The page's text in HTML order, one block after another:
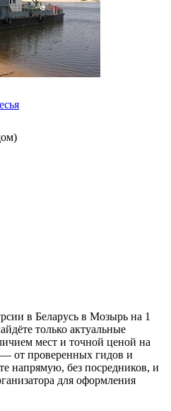
в Беларусь в Мозырь на 1
только актуальные
мест и точной ценой на
от проверенных гидов и
напрямую, без посредников, и
для оформления